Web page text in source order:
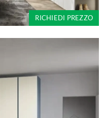
RICHIEDI PREZZO